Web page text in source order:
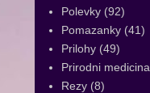
Polevky (92)
Pomazanky (41)
Prilohy (49)
Prirodni medicina
Rezy (8)